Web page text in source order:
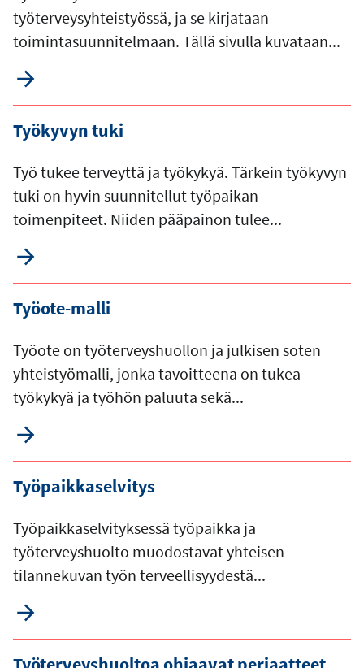
työterveysyhteistyössä, ja se kirjataan
toimintasuunnitelmaan. Tällä sivulla kuvataan...
Työkyvyn tuki
Työ tukee terveyttä ja työkykyä. Tärkein työkyvyn
tuki on hyvin suunnitellut työpaikan
toimenpiteet. Niiden pääpainon tulee...
Työote-malli
Työote on työterveyshuollon ja julkisen soten
yhteistyömalli, jonka tavoitteena on tukea
työkykyä ja työhön paluuta sekä...
Työpaikkaselvitys
Työpaikkaselvityksessä työpaikka ja
työterveyshuolto muodostavat yhteisen
tilannekuvan työn terveellisyydestä...